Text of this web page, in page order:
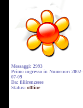
Messaggi: 2993
Primo ingresso in Numenor: 2002-
07-09
Da: fiiiirenzeeee
Status: offline